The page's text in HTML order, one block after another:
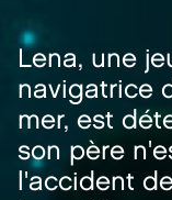
Lena, une
navigatrice
mer, est
son père
l'accident